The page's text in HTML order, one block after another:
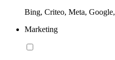
Bing, Criteo, Meta,
Marketing